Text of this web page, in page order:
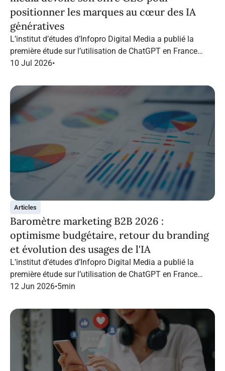
positionner les marques au cœur des IA
génératives
L’institut d’études d’Infopro Digital Media a publié la
première étude sur l’utilisation de ChatGPT en France
dans le marketing B2B.
10 Jul 2026•
Articles
Baromètre marketing B2B 2026 :
optimisme budgétaire, retour du branding
et évolution des usages de l'IA
L’institut d’études d’Infopro Digital Media a publié la
première étude sur l’utilisation de ChatGPT en France
dans le marketing B2B.
12 Jun 2026•5min